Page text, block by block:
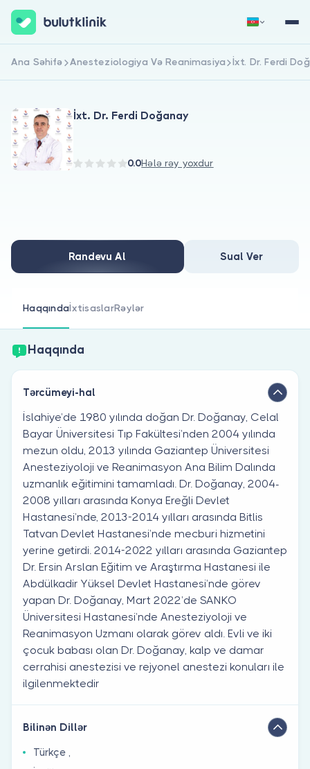
Həkimlər üçün
Həkim siniz?
Qeydiyyat Daxil Ol
Ana Səhifə Anesteziologiya Və Reanimasiya İxt. Dr. Ferdi
İxt. Dr. Ferdi Doğanay
0.0Hələ rəy yoxdur
Randevu Al Sual Ver
HaqqındaİxtisaslarRəylər
Haqqında
Tərcümeyi-hal
İslahiye’de 1980 yılında doğan Dr. Doğanay, Celal
Bayar Üniversitesi Tıp Fakültesi’nden 2004 yılında
mezun oldu, 2013 yılında Gaziantep Üniversitesi
Anesteziyoloji ve Reanimasyon Ana Bilim Dalında
uzmanlık eğitimini tamamladı. Dr. Doğanay, 2004-
2008 yılları arasında Konya Ereğli Devlet
Hastanesi’nde, 2013-2014 yılları arasında Bitlis
Tatvan Devlet Hastanesi’nde mecburi hizmetini
yerine getirdi. 2014-2022 yılları arasında Gaziantep
Dr. Ersin Arslan Eğitim ve Araştırma Hastanesi ile
Abdülkadir Yüksel Devlet Hastanesi’nde görev
yapan Dr. Doğanay, Mart 2022’de SANKO
Üniversitesi Hastanesi’nde Anesteziyoloji ve
Reanimasyon Uzmanı olarak görev aldı. Evli ve iki
çocuk babası olan Dr. Doğanay, kalp ve damar
cerrahisi anestezisi ve rejyonel anestezi konuları ile
ilgilenmektedir
Bilinən Dillər
Türkçe ,